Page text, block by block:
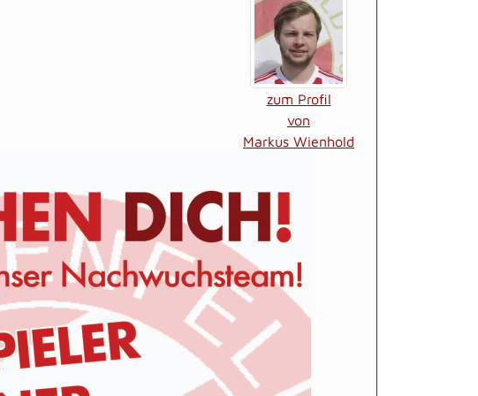
zum Profil
von
Markus Wienhold